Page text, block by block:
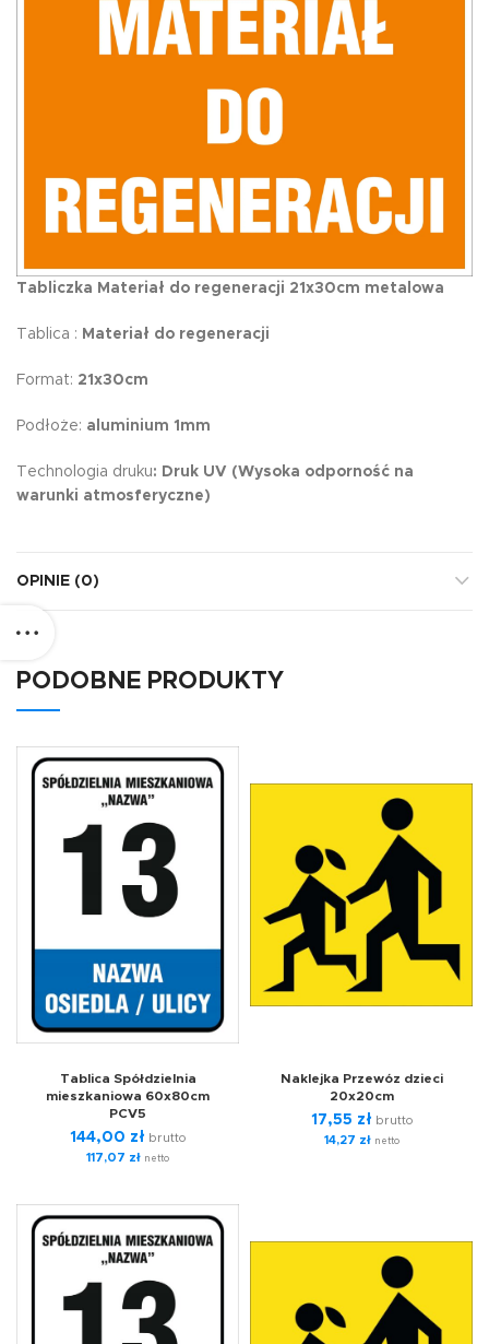
Tabliczka Materiał do regeneracji 21x30cm metalowa
Tablica : Materiał do regeneracji
Format: 21x30cm
Podłoże: aluminium 1mm
Technologia druku: Druk UV (Wysoka odporność na
warunki atmosferyczne)
OPINIE (0)
PODOBNE PRODUKTY
Tablica Spółdzielnia
mieszkaniowa 60x80cm
PCV5
144,00 zł brutto
117,07 zł netto
Naklejka Przewóz dzieci
20x20cm
17,55 zł brutto
14,27 złnetto